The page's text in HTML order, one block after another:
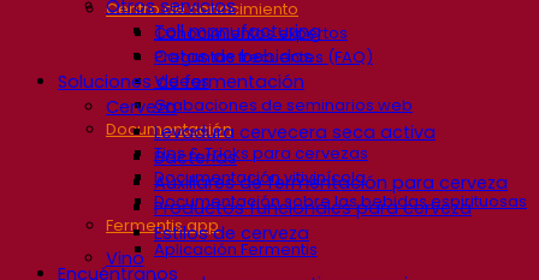
Centro de conocimiento
Conocimientos expertos
Preguntas frecuentes (FAQ)
Videos
Grabaciones de seminarios web
Documentación
Tips & Tricks para cervezas
Documentación vitivinícola
Documentación sobre las bebidas espirituosas
Fermentis app
Aplicación Fermentis
Encuéntranos
Otros servicios
Toll manufacturing
Catas de bebidas
Soluciones de fermentación
Cerveza
Levadura cervecera seca activa
Bacterias
Auxiliares de fermentación para cerveza
Productos funcionales para cerveza
Estilos de cerveza
Vino